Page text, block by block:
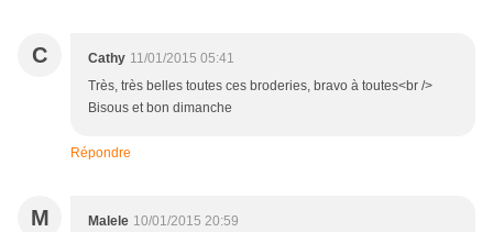
C Cathy 11/01/2015 05:41
Très, très belles toutes ces broderies, bravo à toutes<br />
Bisous et bon dimanche
Répondre
M Malele 10/01/2015 20:59